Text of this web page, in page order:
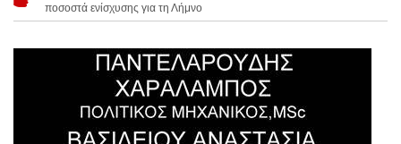
ποσοστά ενίσχυσης για τη Λήμνο